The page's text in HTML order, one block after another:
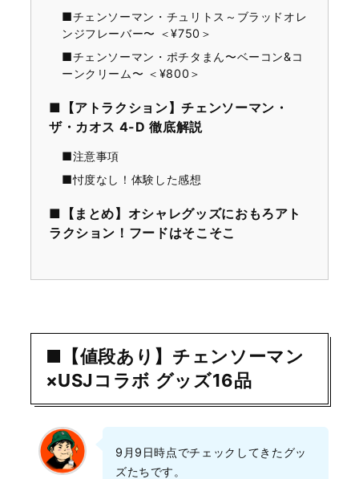
■チェンソーマン・チュリトス～ブラッドオレ
ンジフレーバー〜 ＜¥750＞
■チェンソーマン・ポチタまん〜ベーコン&コ
ーンクリーム〜 ＜¥800＞
■【アトラクション】チェンソーマン・
ザ・カオス 4-D 徹底解説
■注意事項
■忖度なし！体験した感想
■【まとめ】オシャレグッズにおもろアト
ラクション！フードはそこそこ
■【値段あり】チェンソーマン
×USJコラボ グッズ16品
9月9日時点でチェックしてきたグッ
ズたちです。